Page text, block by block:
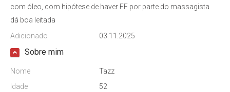
com óleo, com hipótese de haver FF por parte do massagista
dá boa leitada
Adicionado
03.11.2025
Sobre mim
Nome
Tazz
Idade
52